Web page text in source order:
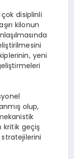
disiplinli
kilonun
yeni
olup,
kritik geçiş